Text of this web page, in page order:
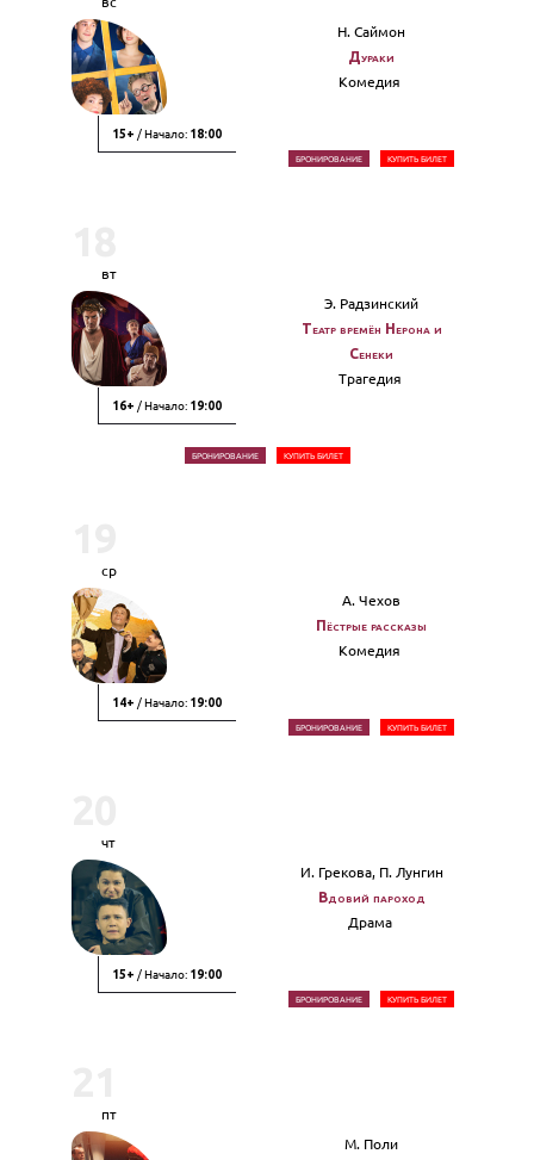
15+ / Начало: 18:00
Н. Саймон
Дураки
Комедия
БРОНИРОВАНИЕ КУПИТЬ БИЛЕТ
вт
16+ / Начало: 19:00
Э. Радзинский
Театр времён Нерона и
Сенеки
Трагедия
БРОНИРОВАНИЕ КУПИТЬ БИЛЕТ
ср
14+ / Начало: 19:00
А. Чехов
Пёстрые рассказы
Комедия
БРОНИРОВАНИЕ КУПИТЬ БИЛЕТ
чт
15+ / Начало: 19:00
И. Грекова, П. Лунгин
Вдовий пароход
Драма
БРОНИРОВАНИЕ КУПИТЬ БИЛЕТ
пт
М. Поли